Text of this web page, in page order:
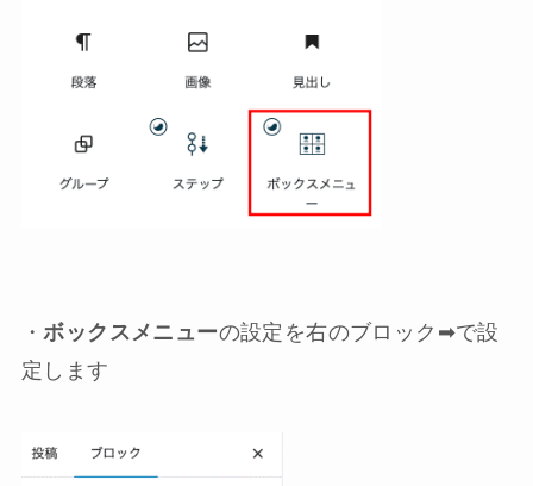
・ボックスメニューの設定を右のブロック➡︎で設
定します